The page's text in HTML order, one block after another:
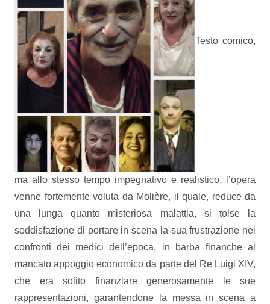
Testo comico,
ma allo stesso tempo impegnativo e realistico, l’opera
venne fortemente voluta da Molière, il quale, reduce da
una lunga quanto misteriosa malattia, si tolse la
soddisfazione di portare in scena la sua frustrazione nei
confronti dei medici dell’epoca, in barba finanche al
mancato appoggio economico da parte del Re Luigi XIV,
che era solito finanziare generosamente le sue
rappresentazioni, garantendone la messa in scena a